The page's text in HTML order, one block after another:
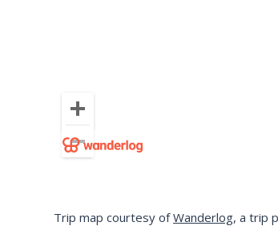
Trip map courtesy ofWanderlog, a trip